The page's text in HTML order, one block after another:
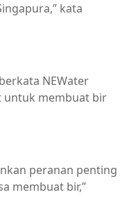
kata
NEWater
untuk membuat bir
peranan penting
membuat bir,”